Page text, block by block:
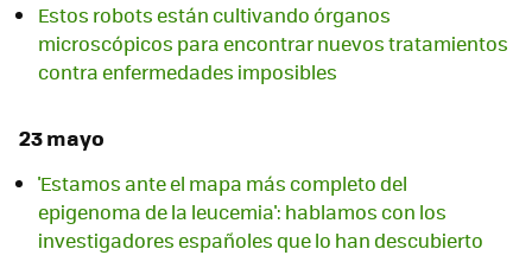
Estos robots están cultivando órganos
microscópicos para encontrar nuevos tratamientos
contra enfermedades imposibles
23 mayo
'Estamos ante el mapa más completo del
epigenoma de la leucemia': hablamos con los
investigadores españoles que lo han descubierto